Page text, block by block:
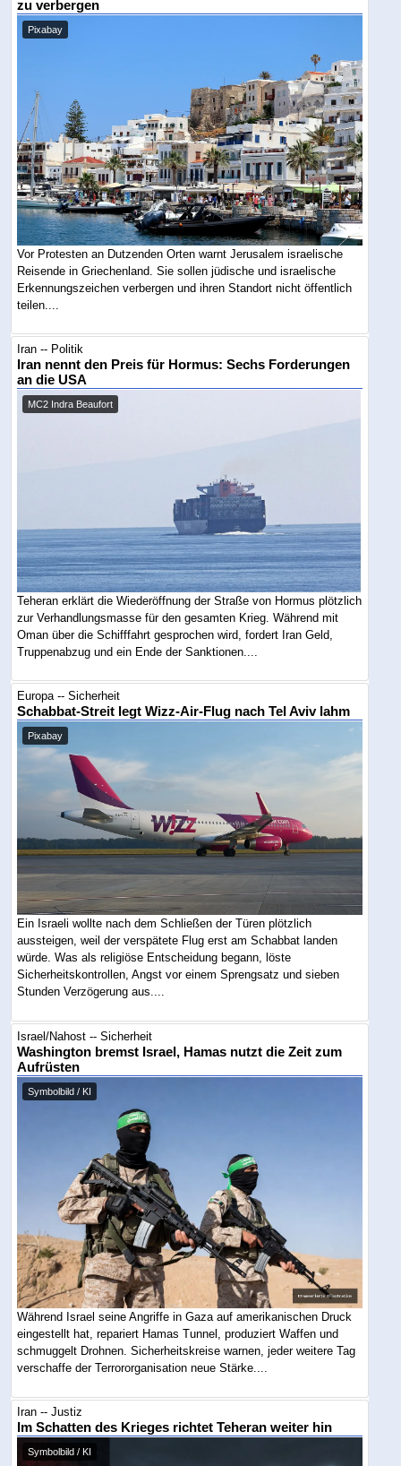
zu verbergen
Pixabay
Vor Protesten an Dutzenden Orten warnt Jerusalem israelische
Reisende in Griechenland. Sie sollen jüdische und israelische
Erkennungszeichen verbergen und ihren Standort nicht öffentlich
teilen....
Iran -- Politik
Iran nennt den Preis für Hormus: Sechs Forderungen
an die USA
MC2 Indra Beaufort
Teheran erklärt die Wiederöffnung der Straße von Hormus plötzlich
zur Verhandlungsmasse für den gesamten Krieg. Während mit
Oman über die Schifffahrt gesprochen wird, fordert Iran Geld,
Truppenabzug und ein Ende der Sanktionen....
Europa -- Sicherheit
Schabbat-Streit legt Wizz-Air-Flug nach Tel Aviv lahm
Pixabay
Ein Israeli wollte nach dem Schließen der Türen plötzlich
aussteigen, weil der verspätete Flug erst am Schabbat landen
würde. Was als religiöse Entscheidung begann, löste
Sicherheitskontrollen, Angst vor einem Sprengsatz und sieben
Stunden Verzögerung aus....
Israel/Nahost -- Sicherheit
Washington bremst Israel, Hamas nutzt die Zeit zum
Aufrüsten
Symbolbild / KI
Während Israel seine Angriffe in Gaza auf amerikanischen Druck
eingestellt hat, repariert Hamas Tunnel, produziert Waffen und
schmuggelt Drohnen. Sicherheitskreise warnen, jeder weitere Tag
verschaffe der Terrororganisation neue Stärke....
Iran -- Justiz
Im Schatten des Krieges richtet Teheran weiter hin
Symbolbild / KI